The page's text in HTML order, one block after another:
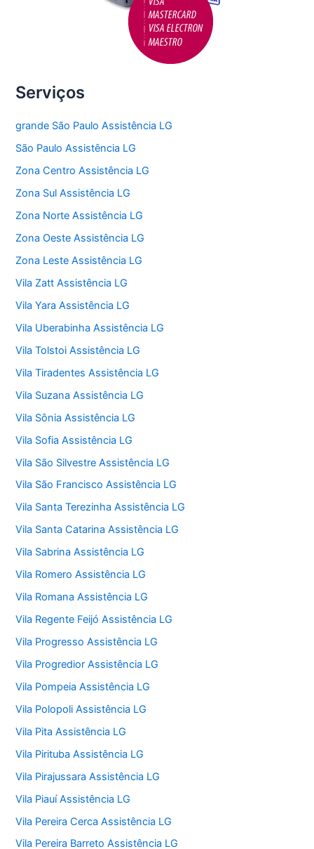
Serviços
grande São Paulo Assistência LG
São Paulo Assistência LG
Zona Centro Assistência LG
Zona Sul Assistência LG
Zona Norte Assistência LG
Zona Oeste Assistência LG
Zona Leste Assistência LG
Vila Zatt Assistência LG
Vila Yara Assistência LG
Vila Uberabinha Assistência LG
Vila Tolstoi Assistência LG
Vila Tiradentes Assistência LG
Vila Suzana Assistência LG
Vila Sônia Assistência LG
Vila Sofia Assistência LG
Vila São Silvestre Assistência LG
Vila São Francisco Assistência LG
Vila Santa Terezinha Assistência LG
Vila Santa Catarina Assistência LG
Vila Sabrina Assistência LG
Vila Romero Assistência LG
Vila Romana Assistência LG
Vila Regente Feijó Assistência LG
Vila Progresso Assistência LG
Vila Progredior Assistência LG
Vila Pompeia Assistência LG
Vila Polopoli Assistência LG
Vila Pita Assistência LG
Vila Pirituba Assistência LG
Vila Pirajussara Assistência LG
Vila Piauí Assistência LG
Vila Pereira Cerca Assistência LG
Vila Pereira Barreto Assistência LG